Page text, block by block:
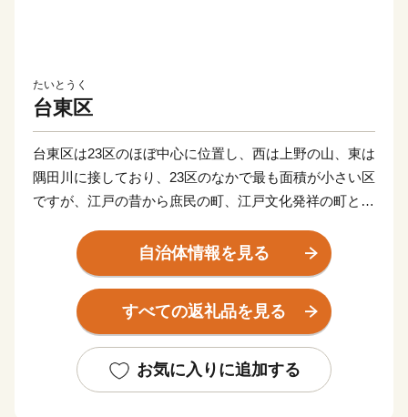
たいとうく
台東区
台東区は23区のほぼ中心に位置し、西は上野の山、東は
隅田川に接しており、23区のなかで最も面積が小さい区
ですが、江戸の昔から庶民の町、江戸文化発祥の町とし
な町人気質など、江戸の面影を残す都内随一の史跡・文
化を擁し、多彩な魅力に溢れています。
美術館や博物館などの文化施設が多数存在する「上
野」、芸術・芸能と庶民文化の一大中心地である「浅
町の人情とぬくもりが息づく個性ある地域が本区を形作
っています。
自治体情報を見る
すべての返礼品を見る
お気に入りに追加する